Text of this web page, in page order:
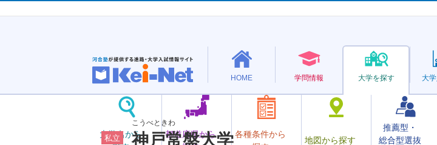
HOME 学問情報 大学を探す
大学名から
都道府県から
各種条件から
地図から探す
推薦型・
総合型選抜
大学
私立
こうべときわ
神戸常盤大学